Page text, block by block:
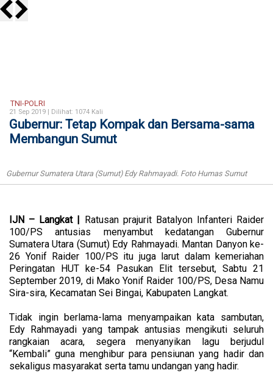
TNI-POLRI
21 Sep 2019 | Dilihat: 1074 Kali
Gubernur: Tetap Kompak dan Bersama-sama
Membangun Sumut
Gubernur Sumatera Utara (Sumut) Edy Rahmayadi. Foto Humas Sumut
IJN – Langkat | Ratusan prajurit Batalyon Infanteri Raider
100/PS antusias menyambut kedatangan Gubernur
Sumatera Utara (Sumut) Edy Rahmayadi. Mantan Danyon ke-
26 Yonif Raider 100/PS itu juga larut dalam kemeriahan
Peringatan HUT ke-54 Pasukan Elit tersebut, Sabtu 21
September 2019, di Mako Yonif Raider 100/PS, Desa Namu
Sira-sira, Kecamatan Sei Bingai, Kabupaten Langkat.
Tidak ingin berlama-lama menyampaikan kata sambutan,
Edy Rahmayadi yang tampak antusias mengikuti seluruh
rangkaian acara, segera menyanyikan lagu berjudul
“Kembali” guna menghibur para pensiunan yang hadir dan
sekaligus masyarakat serta tamu undangan yang hadir.